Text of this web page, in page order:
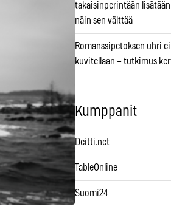
takaisinperintään
näin sen välttää
Romanssipetoksen uhri
kuvitellaan – tutkimus
Kumppanit
Deitti.net
TableOnline
Suomi24